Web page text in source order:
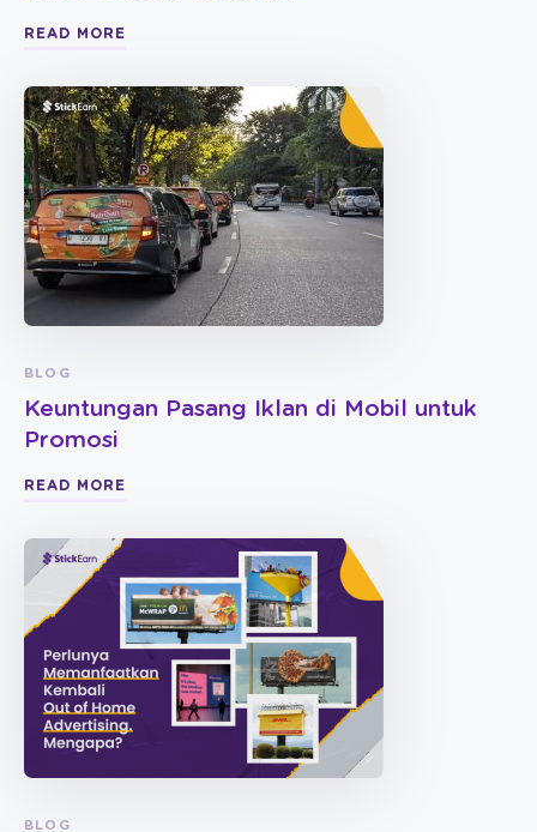
READ MORE
BLOG
Keuntungan Pasang Iklan di Mobil untuk
Promosi
READ MORE
BLOG